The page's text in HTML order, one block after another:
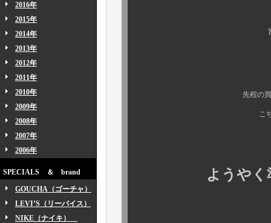
2016年
2015年
2014年
2013年
2012年
2011年
2010年
2009年
2008年
2007年
2006年
SPECIALS ＆ brand
GOUCHA（ゴーチャ）
LEVI’S（リーバイス）
NIKE（ナイキ）
皆様方、こん
先程の買い付け入荷
こちらをご紹介さ
ようやく準備